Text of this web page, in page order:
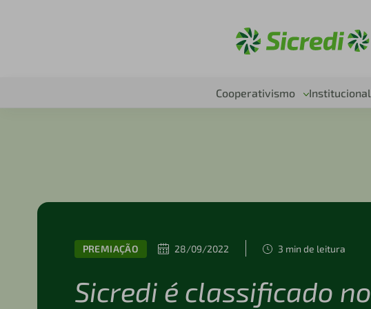
Cooperativismo
Institucional
PREMIAÇÃO 28/09/2022 3 min de leitura
Sicredi é classificado no